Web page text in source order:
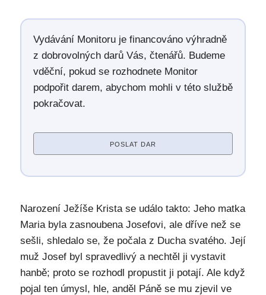
Vydávání Monitoru je financováno výhradně
z dobrovolných darů Vás, čtenářů. Budeme
vděční, pokud se rozhodnete Monitor
podpořit darem, abychom mohli v této službě
pokračovat.
POSLAT DAR
Narození Ježíše Krista se událo takto: Jeho matka
Maria byla zasnoubena Josefovi, ale dříve než se
sešli, shledalo se, že počala z Ducha svatého. Její
muž Josef byl spravedlivý a nechtěl ji vystavit
hanbě; proto se rozhodl propustit ji potají. Ale když
pojal ten úmysl, hle, anděl Páně se mu zjevil ve